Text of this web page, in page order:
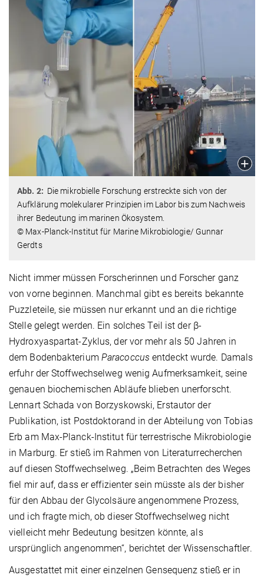
Abb. 2: Die mikrobielle Forschung erstreckte sich von der
Aufklärung molekularer Prinzipien im Labor bis zum Nachweis
ihrer Bedeutung im marinen Ökosystem.
© Max-Planck-Institut für Marine Mikrobiologie/ Gunnar
Gerdts
Nicht immer müssen Forscherinnen und Forscher ganz
von vorne beginnen. Manchmal gibt es bereits bekannte
Puzzleteile, sie müssen nur erkannt und an die richtige
Stelle gelegt werden. Ein solches Teil ist der β-
Hydroxyaspartat-Zyklus, der vor mehr als 50 Jahren in
dem Bodenbakterium Paracoccus entdeckt wurde. Damals
erfuhr der Stoffwechselweg wenig Aufmerksamkeit, seine
genauen biochemischen Abläufe blieben unerforscht.
Lennart Schada von Borzyskowski, Erstautor der
Publikation, ist Postdoktorand in der Abteilung von Tobias
Erb am Max-Planck-Institut für terrestrische Mikrobiologie
in Marburg. Er stieß im Rahmen von Literaturrecherchen
auf diesen Stoffwechselweg. „Beim Betrachten des Weges
fiel mir auf, dass er effizienter sein müsste als der bisher
für den Abbau der Glycolsäure angenommene Prozess,
und ich fragte mich, ob dieser Stoffwechselweg nicht
vielleicht mehr Bedeutung besitzen könnte, als
ursprünglich angenommen“, berichtet der Wissenschaftler.
Ausgestattet mit einer einzelnen Gensequenz stieß er in